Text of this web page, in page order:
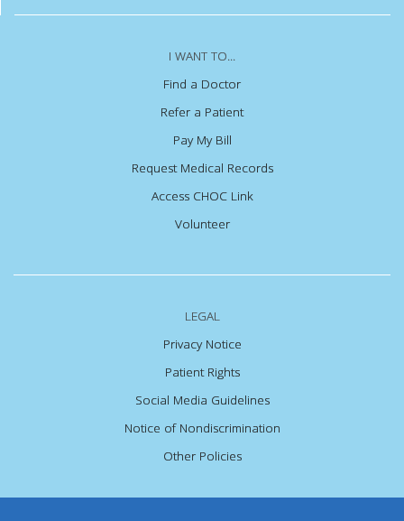
I WANT TO...
Find a Doctor
Refer a Patient
Pay My Bill
Request Medical Records
Access CHOC Link
Volunteer
LEGAL
Privacy Notice
Patient Rights
Social Media Guidelines
Notice of Nondiscrimination
Other Policies